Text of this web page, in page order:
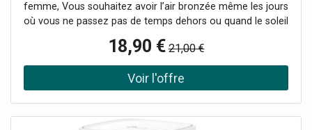
femme, Vous souhaitez avoir l’air bronzée même les jours
où vous ne passez pas de temps dehors ou quand le soleil
Mini Laguna Bronzing Powder vous aidera à imiter en un
rien de temps un look bronzé depuis le confort de votre
maison. Estompez-le légèrement pour créer facilement
un effet de bronzage naturel. De plus, ce produit bronzant
visage et d’en corriger la forme. Soyez merveilleusement
18,90 € 21,00 €